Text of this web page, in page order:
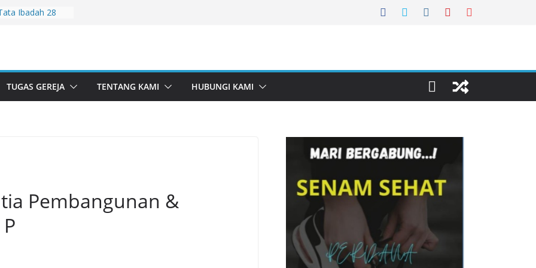
Ibadah 28
Ibadah 19
TUGAS GEREJA TENTANG KAMI HUBUNGI KAMI
Pembangunan &